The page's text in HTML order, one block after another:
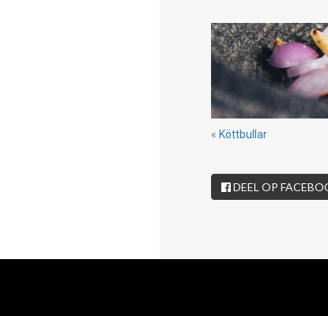
« Köttbullar
DEEL OP